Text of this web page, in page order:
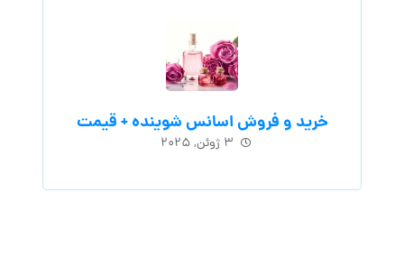
خرید و فروش اسانس شوینده + قیمت
۳ ژوئن, ۲۰۲۵